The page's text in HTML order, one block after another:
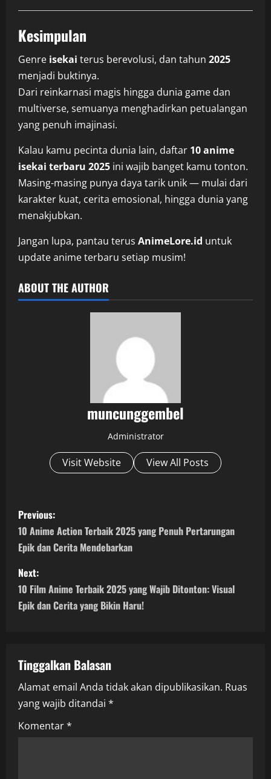
Kesimpulan
Genre isekai terus berevolusi, dan tahun 2025
menjadi buktinya.
Dari reinkarnasi magis hingga dunia game dan
multiverse, semuanya menghadirkan petualangan
yang penuh imajinasi.
Kalau kamu pecinta dunia lain, daftar 10 anime
isekai terbaru 2025 ini wajib banget kamu tonton.
Masing-masing punya daya tarik unik — mulai dari
karakter kuat, cerita emosional, hingga dunia yang
menakjubkan.
Jangan lupa, pantau terus AnimeLore.id untuk
update anime terbaru setiap musim!
ABOUT THE AUTHOR
muncunggembel
Administrator
Visit Website View All Posts
P
o
s
t
n
v
i
g
a
Previous:
10 Anime Action Terbaik 2025 yang Penuh Pertarungan
Epik dan Cerita Mendebarkan
Next:
10 Film Anime Terbaik 2025 yang Wajib Ditonton: Visual
Epik dan Cerita yang Bikin Haru!
Tinggalkan Balasan
Alamat email Anda tidak akan dipublikasikan. Ruas
yang wajib ditandai *
Komentar*